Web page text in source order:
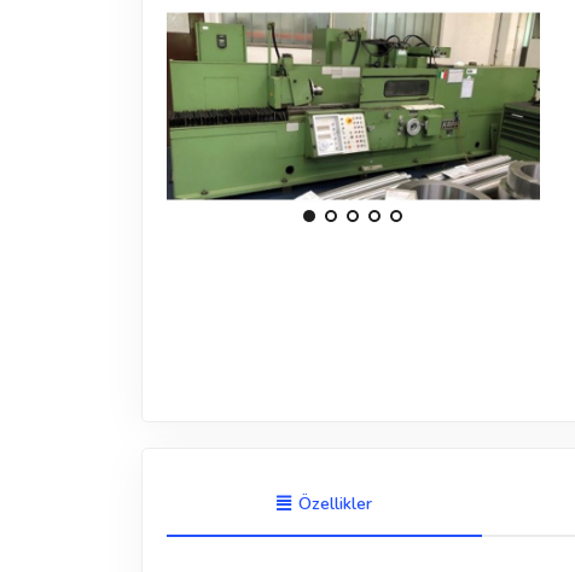
Özellikler